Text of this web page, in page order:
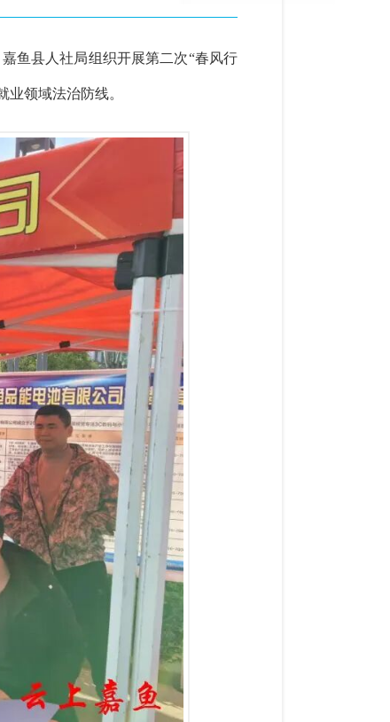
鱼县人社局组织开展第二次“春风行
领域法治防线。